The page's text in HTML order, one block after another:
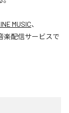
MUSIC、
楽配信サービスで